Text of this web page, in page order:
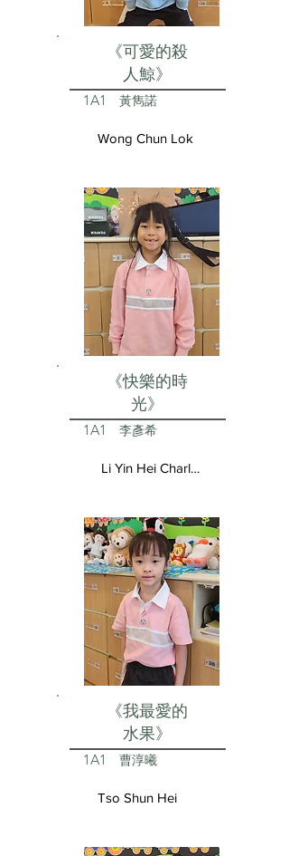
《可愛的殺
人鯨》
1A1 黃雋諾
Wong Chun Lok
《快樂的時
光》
1A1 李彥希
Li Yin Hei Charlotte
《我最愛的
水果》
1A1 曹淳曦
Tso Shun Hei